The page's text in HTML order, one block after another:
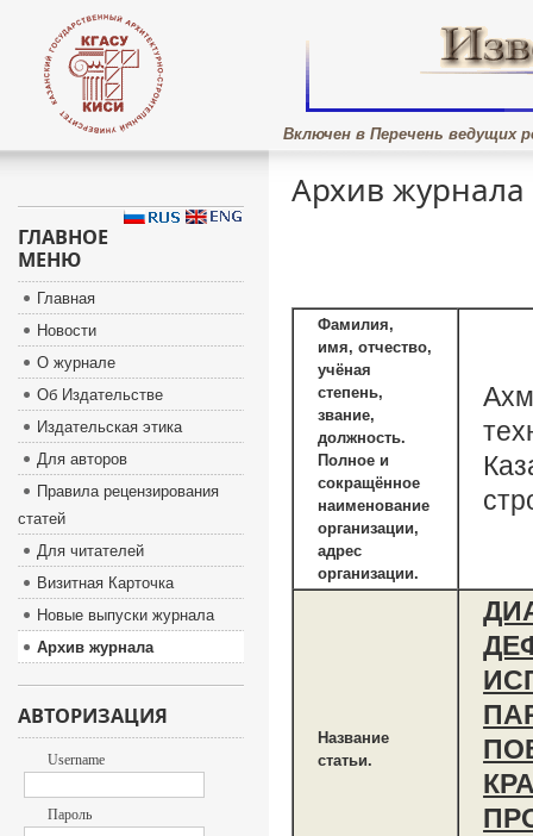
Включен в Перечень ведущих
Архив журнала
Фамилия,
имя, отчество,
учёная
степень,
звание,
должность.
Полное и
сокращённое
наименование
организации,
адрес
организации.
Название
статьи.
ГЛАВНОЕ
МЕНЮ
Главная
Новости
О журнале
Об Издательстве
Издательская этика
Для авторов
Правила рецензирования
статей
Для читателей
Визитная Карточка
Новые выпуски журнала
Архив журнала
АВТОРИЗАЦИЯ
Username
Пароль